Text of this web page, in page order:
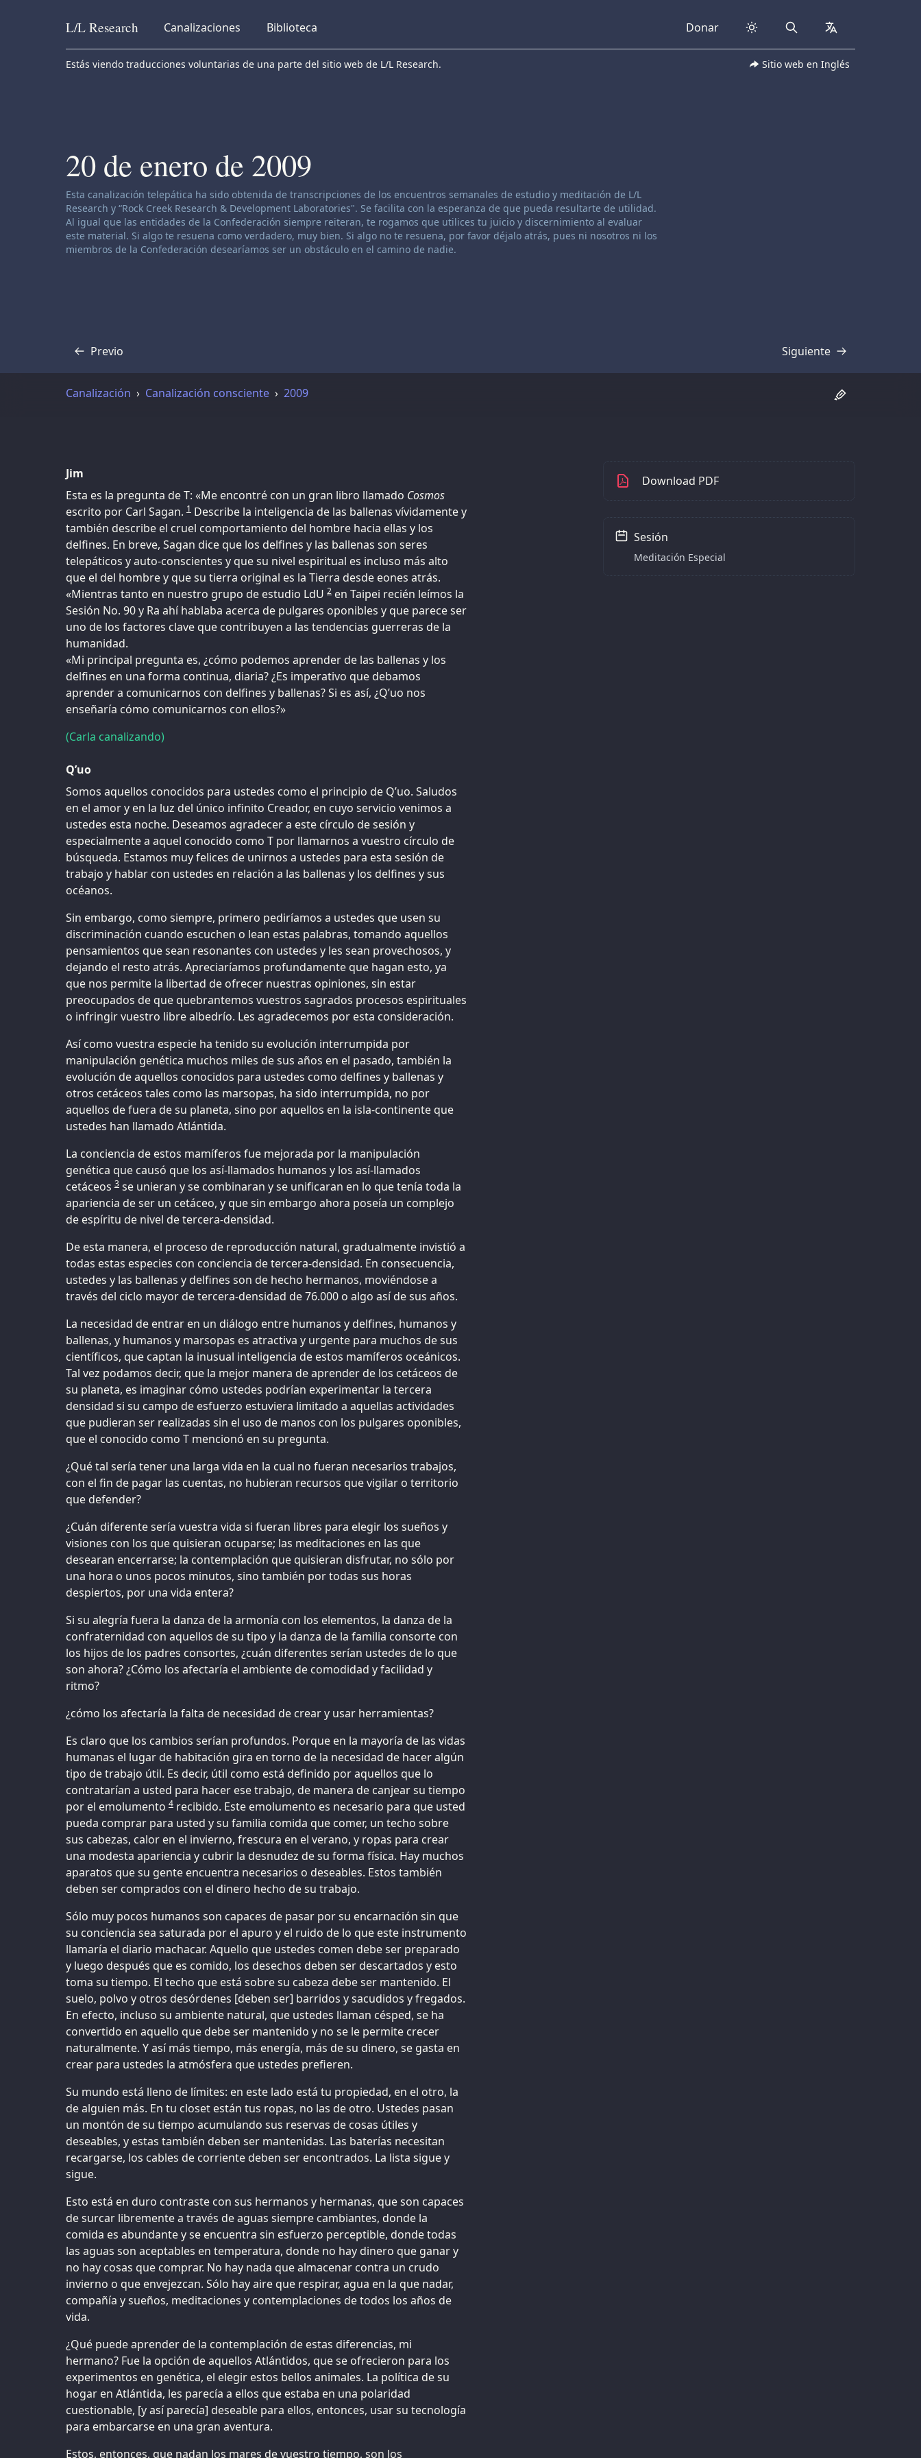
Skip to content
L/L Research Canalizaciones Biblioteca Donar Search collapsed
Estás viendo traducciones voluntarias de una parte del sitio web de L/L Research. Sitio web en Inglés
20 de enero de 2009
Descargo de responsabilidad de canalización:
Esta canalización telepática ha sido obtenida de transcripciones de los encuentros semanales de estudio y meditación de L/L
Research y “Rock Creek Research & Development Laboratories". Se facilita con la esperanza de que pueda resultarte de utilidad.
Al igual que las entidades de la Confederación siempre reiteran, te rogamos que utilices tu juicio y discernimiento al evaluar
este material. Si algo te resuena como verdadero, muy bien. Si algo no te resuena, por favor déjalo atrás, pues ni nosotros ni los
miembros de la Confederación desearíamos ser un obstáculo en el camino de nadie.
Previo
Transcripción Siguiente
Transcripción
Canalización Canalización consciente 2009
Jim
Esta es la pregunta de T: «Me encontré con un gran libro llamado Cosmos
escrito por Carl Sagan. 1 Describe la inteligencia de las ballenas vívidamente y
también describe el cruel comportamiento del hombre hacia ellas y los
delfines. En breve, Sagan dice que los delfines y las ballenas son seres
telepáticos y auto-conscientes y que su nivel espiritual es incluso más alto
que el del hombre y que su tierra original es la Tierra desde eones atrás.
«Mientras tanto en nuestro grupo de estudio LdU 2 en Taipei recién leímos la
Sesión No. 90 y Ra ahí hablaba acerca de pulgares oponibles y que parece ser
uno de los factores clave que contribuyen a las tendencias guerreras de la
humanidad.
«Mi principal pregunta es, ¿cómo podemos aprender de las ballenas y los
delfines en una forma continua, diaria? ¿Es imperativo que debamos
aprender a comunicarnos con delfines y ballenas? Si es así, ¿Q’uo nos
enseñaría cómo comunicarnos con ellos?»
(Carla canalizando)
Q’uo
Somos aquellos conocidos para ustedes como el principio de Q’uo. Saludos
en el amor y en la luz del único infinito Creador, en cuyo servicio venimos a
ustedes esta noche. Deseamos agradecer a este círculo de sesión y
especialmente a aquel conocido como T por llamarnos a vuestro círculo de
búsqueda. Estamos muy felices de unirnos a ustedes para esta sesión de
trabajo y hablar con ustedes en relación a las ballenas y los delfines y sus
océanos.
Sin embargo, como siempre, primero pediríamos a ustedes que usen su
discriminación cuando escuchen o lean estas palabras, tomando aquellos
pensamientos que sean resonantes con ustedes y les sean provechosos, y
dejando el resto atrás. Apreciaríamos profundamente que hagan esto, ya
que nos permite la libertad de ofrecer nuestras opiniones, sin estar
preocupados de que quebrantemos vuestros sagrados procesos espirituales
o infringir vuestro libre albedrío. Les agradecemos por esta consideración.
Así como vuestra especie ha tenido su evolución interrumpida por
manipulación genética muchos miles de sus años en el pasado, también la
evolución de aquellos conocidos para ustedes como delfines y ballenas y
otros cetáceos tales como las marsopas, ha sido interrumpida, no por
aquellos de fuera de su planeta, sino por aquellos en la isla-continente que
ustedes han llamado Atlántida.
La conciencia de estos mamíferos fue mejorada por la manipulación
genética que causó que los así-llamados humanos y los así-llamados
cetáceos 3 se unieran y se combinaran y se unificaran en lo que tenía toda la
apariencia de ser un cetáceo, y que sin embargo ahora poseía un complejo
de espíritu de nivel de tercera-densidad.
De esta manera, el proceso de reproducción natural, gradualmente invistió a
todas estas especies con conciencia de tercera-densidad. En consecuencia,
ustedes y las ballenas y delfines son de hecho hermanos, moviéndose a
través del ciclo mayor de tercera-densidad de 76.000 o algo así de sus años.
La necesidad de entrar en un diálogo entre humanos y delfines, humanos y
ballenas, y humanos y marsopas es atractiva y urgente para muchos de sus
científicos, que captan la inusual inteligencia de estos mamíferos oceánicos.
Tal vez podamos decir, que la mejor manera de aprender de los cetáceos de
su planeta, es imaginar cómo ustedes podrían experimentar la tercera
densidad si su campo de esfuerzo estuviera limitado a aquellas actividades
que pudieran ser realizadas sin el uso de manos con los pulgares oponibles,
que el conocido como T mencionó en su pregunta.
¿Qué tal sería tener una larga vida en la cual no fueran necesarios trabajos,
con el fin de pagar las cuentas, no hubieran recursos que vigilar o territorio
que defender?
¿Cuán diferente sería vuestra vida si fueran libres para elegir los sueños y
visiones con los que quisieran ocuparse; las meditaciones en las que
desearan encerrarse; la contemplación que quisieran disfrutar, no sólo por
una hora o unos pocos minutos, sino también por todas sus horas
despiertos, por una vida entera?
Si su alegría fuera la danza de la armonía con los elementos, la danza de la
confraternidad con aquellos de su tipo y la danza de la familia consorte con
los hijos de los padres consortes, ¿cuán diferentes serían ustedes de lo que
son ahora? ¿Cómo los afectaría el ambiente de comodidad y facilidad y
ritmo?
¿cómo los afectaría la falta de necesidad de crear y usar herramientas?
Es claro que los cambios serían profundos. Porque en la mayoría de las vidas
humanas el lugar de habitación gira en torno de la necesidad de hacer algún
tipo de trabajo útil. Es decir, útil como está definido por aquellos que lo
contratarían a usted para hacer ese trabajo, de manera de canjear su tiempo
por el emolumento 4 recibido. Este emolumento es necesario para que usted
pueda comprar para usted y su familia comida que comer, un techo sobre
sus cabezas, calor en el invierno, frescura en el verano, y ropas para crear
una modesta apariencia y cubrir la desnudez de su forma física. Hay muchos
aparatos que su gente encuentra necesarios o deseables. Estos también
deben ser comprados con el dinero hecho de su trabajo.
Sólo muy pocos humanos son capaces de pasar por su encarnación sin que
su conciencia sea saturada por el apuro y el ruido de lo que este instrumento
llamaría el diario machacar. Aquello que ustedes comen debe ser preparado
y luego después que es comido, los desechos deben ser descartados y esto
toma su tiempo. El techo que está sobre su cabeza debe ser mantenido. El
suelo, polvo y otros desórdenes [deben ser] barridos y sacudidos y fregados.
En efecto, incluso su ambiente natural, que ustedes llaman césped, se ha
convertido en aquello que debe ser mantenido y no se le permite crecer
naturalmente. Y así más tiempo, más energía, más de su dinero, se gasta en
crear para ustedes la atmósfera que ustedes prefieren.
Su mundo está lleno de límites: en este lado está tu propiedad, en el otro, la
de alguien más. En tu closet están tus ropas, no las de otro. Ustedes pasan
un montón de su tiempo acumulando sus reservas de cosas útiles y
deseables, y estas también deben ser mantenidas. Las baterías necesitan
recargarse, los cables de corriente deben ser encontrados. La lista sigue y
sigue.
Esto está en duro contraste con sus hermanos y hermanas, que son capaces
de surcar libremente a través de aguas siempre cambiantes, donde la
comida es abundante y se encuentra sin esfuerzo perceptible, donde todas
las aguas son aceptables en temperatura, donde no hay dinero que ganar y
no hay cosas que comprar. No hay nada que almacenar contra un crudo
invierno o que envejezcan. Sólo hay aire que respirar, agua en la que nadar,
compañía y sueños, meditaciones y contemplaciones de todos los años de
vida.
¿Qué puede aprender de la contemplación de estas diferencias, mi
hermano? Fue la opción de aquellos Atlántidos, que se ofrecieron para los
experimentos en genética, el elegir estos bellos animales. La política de su
hogar en Atlántida, les parecía a ellos que estaba en una polaridad
cuestionable, [y así parecía] deseable para ellos, entonces, usar su tecnología
para embarcarse en una gran aventura.
Estos, entonces, que nadan los mares de vuestro tiempo, son los
Download PDF
Sesión
Meditación Especial